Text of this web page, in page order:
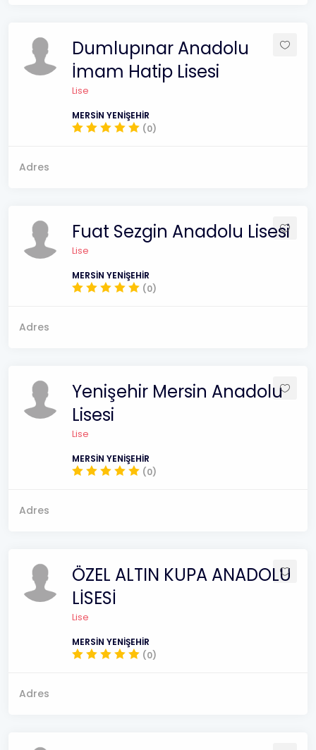
Dumlupınar Anadolu
İmam Hatip Lisesi
Lise
MERSİN YENİŞEHİR
(0)
Adres
Fuat Sezgin Anadolu Lisesi
Lise
MERSİN YENİŞEHİR
(0)
Adres
Yenişehir Mersin Anadolu
Lisesi
Lise
MERSİN YENİŞEHİR
(0)
Adres
ÖZEL ALTIN KUPA ANADOLU
LİSESİ
Lise
MERSİN YENİŞEHİR
(0)
Adres